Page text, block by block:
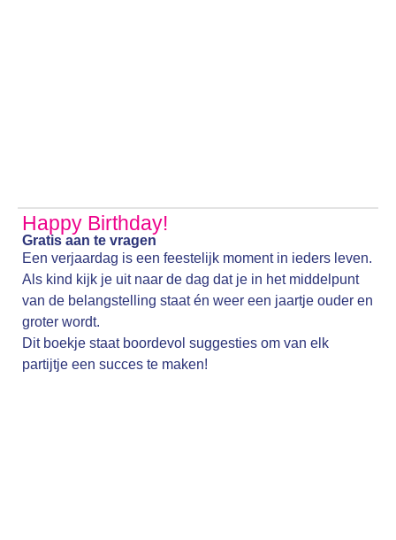
Happy Birthday!
Gratis aan te vragen
Een verjaardag is een feestelijk moment in ieders leven.
Als kind kijk je uit naar de dag dat je in het middelpunt
van de belangstelling staat én weer een jaartje ouder en
groter wordt.
Dit boekje staat boordevol suggesties om van elk
partijtje een succes te maken!